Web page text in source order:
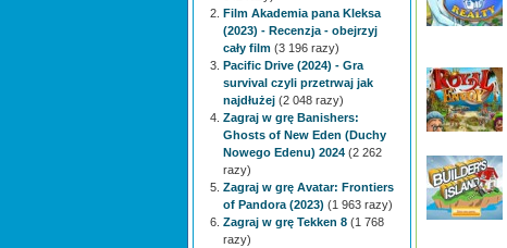
Film Akademia pana Kleksa
(2023) - Recenzja - obejrzyj
cały film (3 196 razy)
Pacific Drive (2024) - Gra
survival czyli przetrwaj jak
najdłużej (2 048 razy)
Zagraj w grę Banishers:
Ghosts of New Eden (Duchy
Nowego Edenu) 2024 (2 262
razy)
Zagraj w grę Avatar: Frontiers
of Pandora (2023) (1 963 razy)
Zagraj w grę Tekken 8 (1 768
razy)